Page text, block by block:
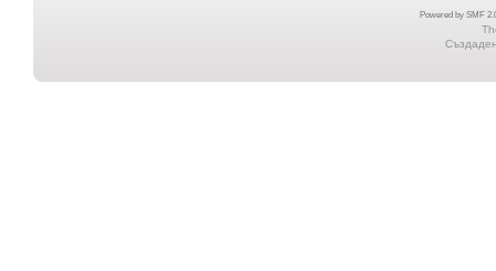
Powered by SMF